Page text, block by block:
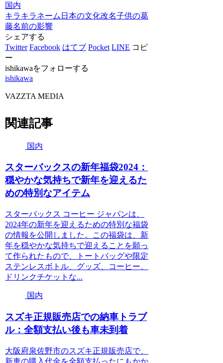
国内
キラキラネーム 日本の文化改名子供の葛
藤名前の影響
シェアする
Twitter Facebook はてブ Pocket LINE コピ
ー
ishikawaをフォローする
ishikawa
VAZZTA MEDIA
関連記事
国内
スターバックスの新年福袋2024：
穏やかな気持ちで新年を迎えるた
めの特別なアイテム
スターバックス コーヒー ジャパンは、
2024年の新年を迎えるための特別な福袋
の情報を公開しました。この福袋は、新
年を穏やかな気持ちで迎えることを願っ
て作られたもので、トートバッグや限定
ステンレスボトル、グッズ、コーヒー、
ドリンクチケットな...
国内
スズキ正規販売店での納車トラブ
ル：全額支払い後も車未到着
大阪府泉佐野市のスズキ正規販売店で、
新車の購入代金を全額支払ったにもかか